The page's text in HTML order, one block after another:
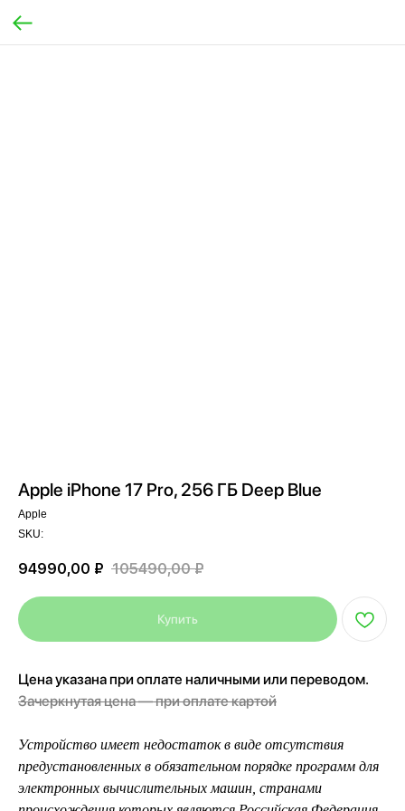
Apple iPhone 17 Pro, 256 ГБ Deep Blue
Apple
SKU:
94990,00 ₽ 105490,00 ₽
Купить
Цена указана при оплате наличными или переводом.
Зачеркнутая цена — при оплате картой
Устройство имеет недостаток в виде отсутствия
предустановленных в обязательном порядке программ для
электронных вычислительных машин, странами